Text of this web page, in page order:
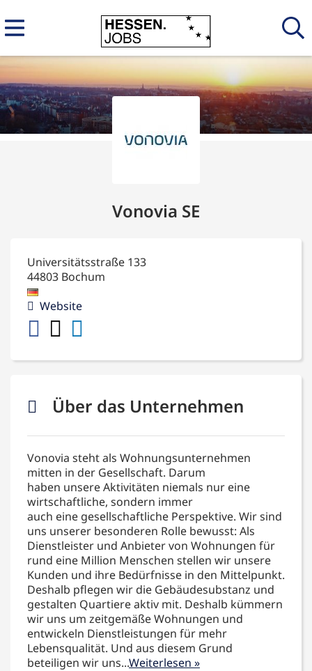
Vonovia SE
Universitätsstraße 133
44803 Bochum
Website
Über das Unternehmen
Vonovia steht als Wohnungsunternehmen
mitten in der Gesellschaft. Darum
haben unsere Aktivitäten niemals nur eine
wirtschaftliche, sondern immer
auch eine gesellschaftliche Perspektive. Wir sind
uns unserer besonderen Rolle bewusst: Als
Dienstleister und Anbieter von Wohnungen für
rund eine Million Menschen stellen wir unsere
Kunden und ihre Bedürfnisse in den Mittelpunkt.
Deshalb pflegen wir die Gebäudesubstanz und
gestalten Quartiere aktiv mit. Deshalb kümmern
wir uns um zeitgemäße Wohnungen und
entwickeln Dienstleistungen für mehr
Lebensqualität. Und aus diesem Grund
beteiligen wir uns...Weiterlesen »